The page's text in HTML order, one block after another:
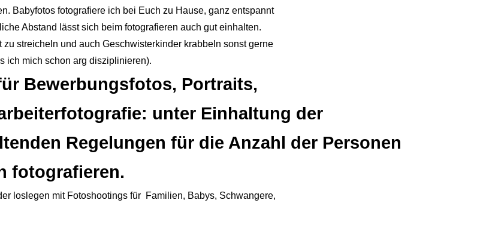
Babyfotos fotografiere ich bei Euch zu Hause, ganz entspannt
Abstand lässt sich beim fotografieren auch gut einhalten.
streicheln und auch Geschwisterkinder krabbeln sonst gerne
ich mich schon arg disziplinieren).
Bewerbungsfotos, Portraits,
unter Einhaltung der
Regelungen für die Anzahl der Personen
fotografieren.
loslegen mit Fotoshootings für Familien, Babys, Schwangere,